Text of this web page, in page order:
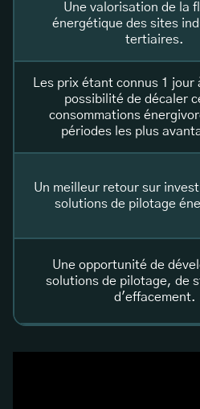
Une valorisation de la
énergétique des sites
tertiaires.
Les prix étant connus 1 jour
possibilité de décaler
consommations
périodes les plus
Un meilleur retour sur
solutions de pilotage
Une opportunité de
solutions de pilotage, de
d'effacement.